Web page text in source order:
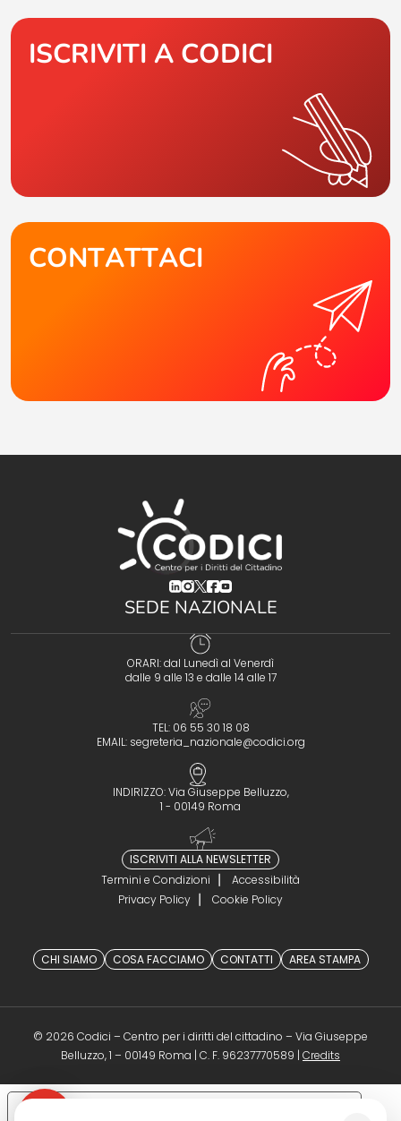
ISCRIVITI A CODICI
CONTATTACI
(opens in a new tab)
(opens in a new tab)
(opens in a new tab)
(opens in a new tab)
(opens in a new tab)
SEDE NAZIONALE
ORARI: dal Lunedì al Venerdì
dalle 9 alle 13 e dalle 14 alle 17
TEL: 06 55 30 18 08
EMAIL: segreteria_nazionale@codici.org
INDIRIZZO: Via Giuseppe Belluzzo,
1 - 00149 Roma
ISCRIVITI ALLA NEWSLETTER
Termini e Condizioni
Accessibilità
Privacy Policy
Cookie Policy
CHI SIAMO COSA FACCIAMO CONTATTI AREA STAMPA
© 2026 Codici – Centro per i diritti del cittadino – Via Giuseppe
Belluzzo, 1 – 00149 Roma | C. F. 96237770589 | Credits